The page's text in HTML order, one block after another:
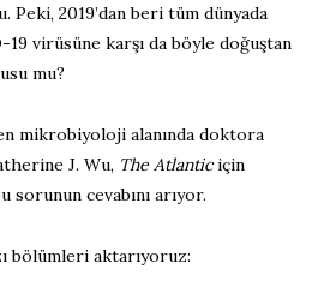
Peki, 2019’dan beri tüm dünyada
virüsüne karşı da böyle doğuştan
mu?
mikrobiyoloji alanında doktora
J. Wu, The Atlanticiçin
sorunun cevabını arıyor.
bölümleri aktarıyoruz: